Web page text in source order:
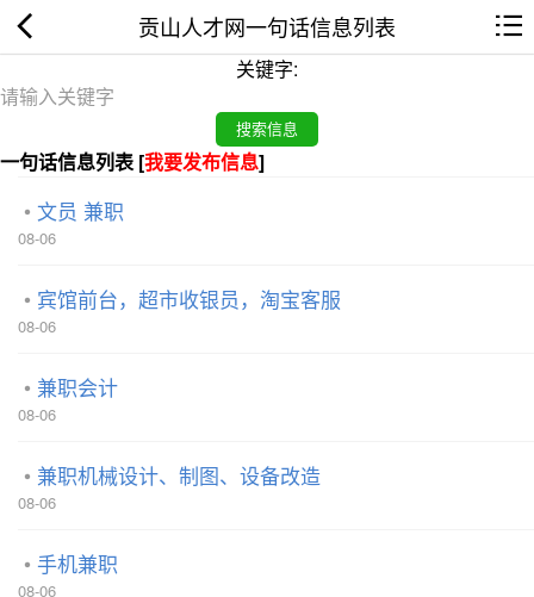
贡山人才网一句话信息列表
关键字:
一句话信息列表 [我要发布信息]
文员 兼职
08-06
宾馆前台，超市收银员，淘宝客服
08-06
兼职会计
08-06
兼职机械设计、制图、设备改造
08-06
手机兼职
08-06